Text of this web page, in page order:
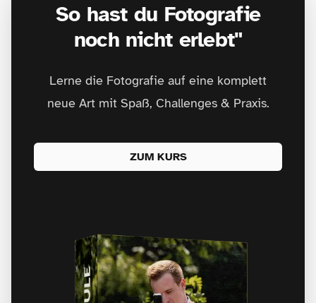
So hast du Fotografie
noch nicht erlebt"
Lerne die Fotografie auf eine komplett
neue Art mit Spaß, Challenges & Praxis.
ZUM KURS